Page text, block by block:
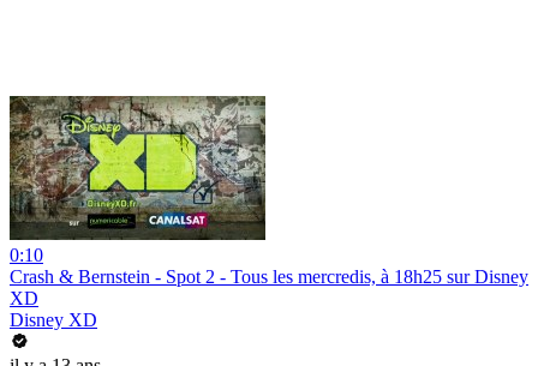
0:10
Crash & Bernstein - Spot 2 - Tous les mercredis, à 18h25 sur Disney
XD
Disney XD